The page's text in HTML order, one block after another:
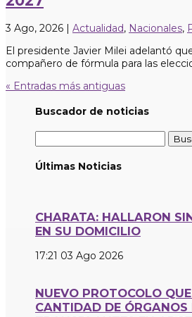
3 Ago, 2026 | Actualidad, Nacionales,
El presidente Javier Milei adelantó
compañero de fórmula para las
« Entradas más antiguas
Buscador de noticias
Últimas Noticias
CHARATA: HALLARON
EN SU DOMICILIO
17:21 03 Ago 2026
NUEVO PROTOCOLO
CANTIDAD DE